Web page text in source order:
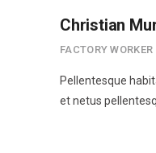
Christian
FACTORY WORKER
Pellentesque
et netus